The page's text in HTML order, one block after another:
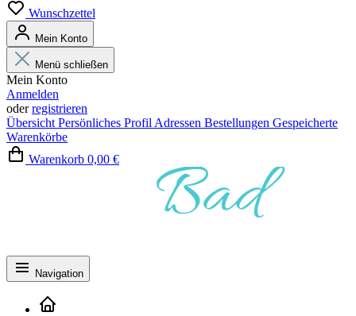
Wunschzettel
Mein Konto
Menü schließen
Mein Konto
Anmelden
oderregistrieren
Übersicht Persönliches Profil Adressen Bestellungen Gespeicherte
Warenkörbe
Warenkorb 0,00 €
Navigation